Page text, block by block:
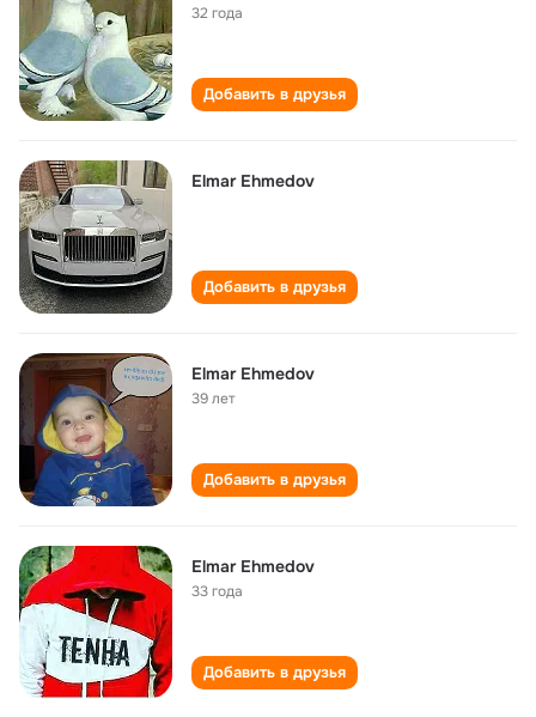
32 года
Добавить в друзья
Elmar Ehmedov
Добавить в друзья
Elmar Ehmedov
39 лет
Добавить в друзья
Elmar Ehmedov
33 года
Добавить в друзья